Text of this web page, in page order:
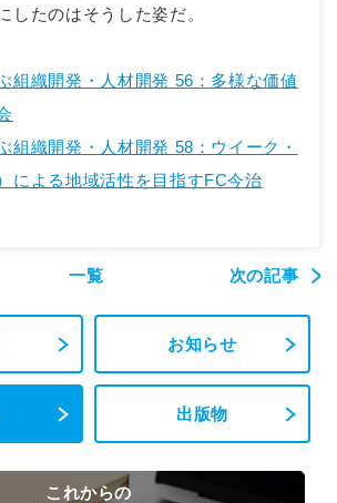
したのはそうした姿だ。
組織開発・人材開発 56：多様な価値
組織開発・人材開発 58：ウイーク・
による地域活性を目指すFC今治
一覧 次の記事
お知らせ
出版物
これからの